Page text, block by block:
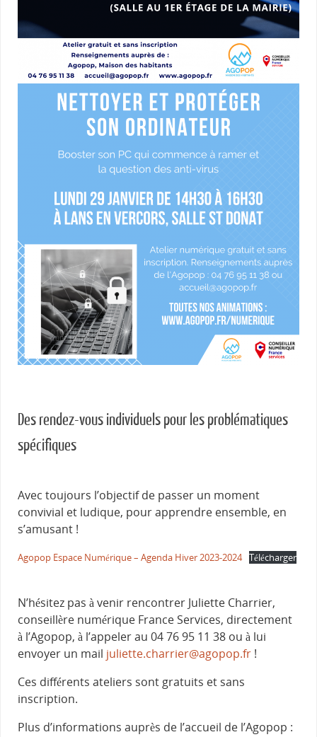
Des rendez-vous individuels pour les problématiques
spécifiques
Avec toujours l’objectif de passer un moment
convivial et ludique, pour apprendre ensemble, en
s’amusant !
Agopop Espace Numérique – Agenda Hiver 2023-2024 Télécharger
N’hésitez pas à venir rencontrer Juliette Charrier,
conseillère numérique France Services, directement
à l’Agopop, à l’appeler au 04 76 95 11 38 ou à lui
envoyer un mail juliette.charrier@agopop.fr !
Ces différents ateliers sont gratuits et sans
inscription.
Plus d’informations auprès de l’accueil de l’Agopop :